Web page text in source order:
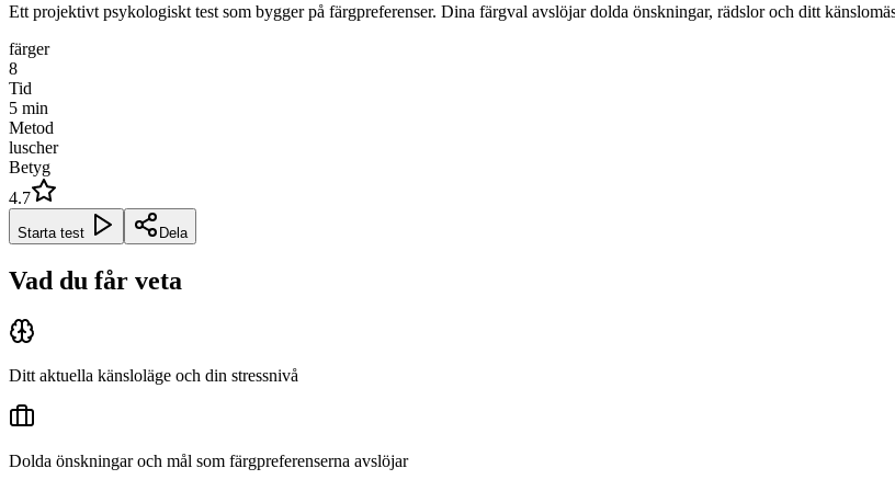
Ett projektivt psykologiskt test som bygger på färgpreferenser. Dina färgval avslöjar dolda önskningar, rädslor och ditt
färger
8
Tid
5 min
Metod
luscher
Betyg
4.7
Starta test Dela
Vad du får veta
Ditt aktuella känsloläge och din stressnivå
Dolda önskningar och mål som färgpreferenserna avslöjar